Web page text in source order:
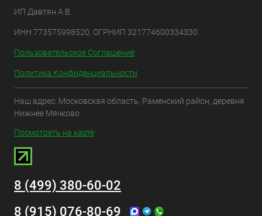
ИП Давтян А.В.
ИНН 773575998520, ОГРНИП 321774600334330
Пользовательское Соглашение
Политика Конфиденциальности
Наш адрес: Московская область, Раменский район, деревня
Нижнее Мячково
Посмотреть на карте
8 (499) 380-60-02
8 (915) 076-80-69